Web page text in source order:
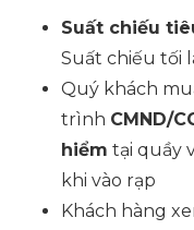
Suất chiếu
Suất chiếu tối
Quý khách
trình CMND/
hiểm tại quầy
khi vào rạp
Khách hàng